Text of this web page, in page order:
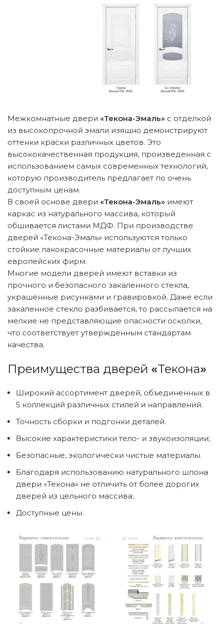
Межкомнатные двери «Текона-Эмаль» с отделкой
из высокопрочной эмали изящно демонстрируют
оттенки краски различных цветов. Это
высококачественная продукция, произведенная с
использованием самых современных технологий,
которую производитель предлагает по очень
доступным ценам.
В своей основе двери «Текона-Эмаль» имеют
каркас из натурального массива, который
обшивается листами МДФ. При производстве
дверей «Текона-Эмаль» используются только
стойкие лакокрасочные материалы от лучших
европейских фирм.
Многие модели дверей имеют вставки из
прочного и безопасного закаленного стекла,
украшенные рисунками и гравировкой. Даже если
закаленное стекло разбивается, то рассыпается на
мелкие не представляющие опасности осколки,
что соответствует утвержденным стандартам
качества.
Преимущества дверей «Текона»
Широкий ассортимент дверей, объединенных в
5 коллекций различных стилей и направлений.
Точность сборки и подгонки деталей.
Высокие характеристики тело- и звукоизоляции;
Безопасные, экологически чистые материалы.
Благодаря использованию натурального шпона
двери «Текона» не отличить от более дорогих
дверей из цельного массива;
Доступные цены.